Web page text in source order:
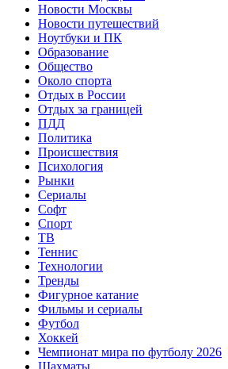
Новости Москвы
Новости путешествий
Ноутбуки и ПК
Образование
Общество
Около спорта
Отдых в России
Отдых за границей
ПДД
Политика
Происшествия
Психология
Рынки
Сериалы
Софт
Спорт
ТВ
Теннис
Технологии
Тренды
Фигурное катание
Фильмы и сериалы
Футбол
Хоккей
Чемпионат мира по футболу 2026
Шахматы